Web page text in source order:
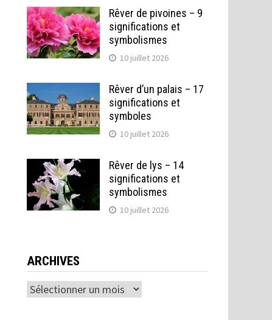
Rêver de pivoines – 9
significations et
symbolismes
10 juillet 2026
Rêver d’un palais – 17
significations et
symboles
10 juillet 2026
Rêver de lys – 14
significations et
symbolismes
10 juillet 2026
ARCHIVES
Archives